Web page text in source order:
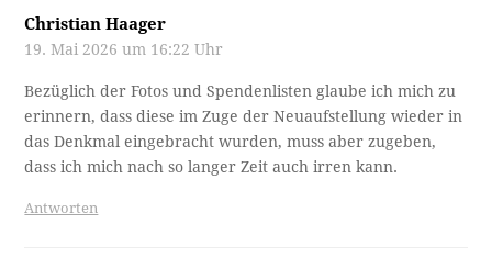
Christian Haager
19. Mai 2026 um 16:22 Uhr
Bezüglich der Fotos und Spendenlisten glaube ich mich zu
erinnern, dass diese im Zuge der Neuaufstellung wieder in
das Denkmal eingebracht wurden, muss aber zugeben,
dass ich mich nach so langer Zeit auch irren kann.
Antworten